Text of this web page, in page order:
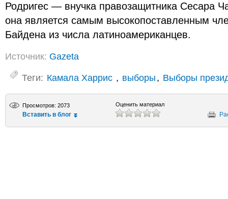
Родригес — внучка правозащитника Сесара
она является самым высокопоставленным
Байдена из числа латиноамериканцев.
Источник: Gazeta
Теги: Камала Харрис , выборы, Выборы
Просмотров: 2073
Вставить в блог
Оценить материал